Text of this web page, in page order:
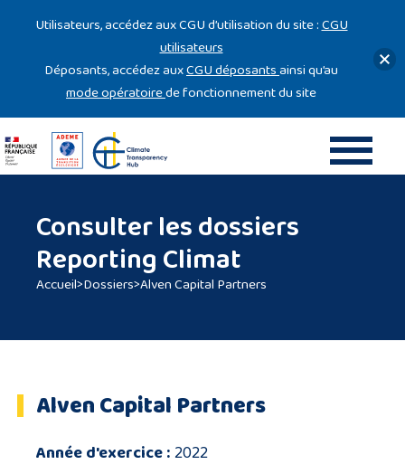
Consulter les dossiers
Reporting Climat
Accueil>Dossiers>Alven Capital Partners
Alven Capital Partners
Année d'exercice :2022
Utilisateurs, accédez aux CGU d’utilisation du site :CGU
utilisateurs
Déposants, accédez auxCGU déposantsainsi qu’au
mode opératoirede fonctionnement du site